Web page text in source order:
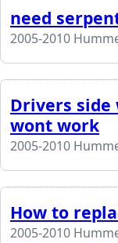
need
2005-2010
Drivers side
wont work
2005-2010
How to
2005-2010